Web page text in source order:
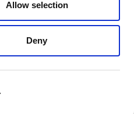
Allow selection
Deny